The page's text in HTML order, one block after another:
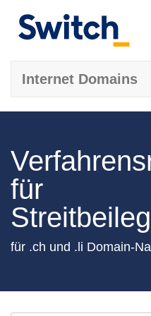
Internet Domains
für
für .ch und .li Domain-